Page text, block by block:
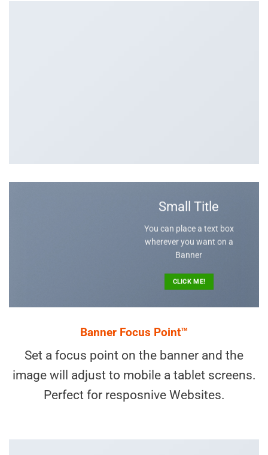
Small Title
You can place a text box
wherever you want on a
Banner
CLICK ME!
Banner Focus Point™
Set a focus point on the banner and the
image will adjust to mobile a tablet screens.
Perfect for resposnive Websites.